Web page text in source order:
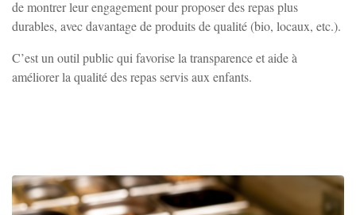
de montrer leur engagement pour proposer des repas plus
durables, avec davantage de produits de qualité (bio, locaux, etc.).
C’est un outil public qui favorise la transparence et aide à
améliorer la qualité des repas servis aux enfants.